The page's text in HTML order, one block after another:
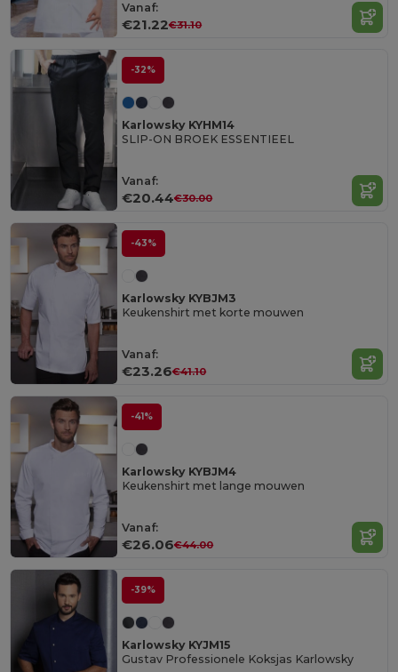
Vanaf:
€21.22€31.10
-32%
Karlowsky KYHM14
SLIP-ON BROEK ESSENTIEEL
Vanaf:
€20.44€30.00
-43%
Karlowsky KYBJM3
Keukenshirt met korte mouwen
Vanaf:
€23.26€41.10
-41%
Karlowsky KYBJM4
Keukenshirt met lange mouwen
Vanaf:
€26.06€44.00
-39%
Karlowsky KYJM15
Gustav Professionele Koksjas Karlowsky